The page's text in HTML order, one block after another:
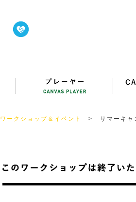
ワークショップ＆イベント > サマーキ